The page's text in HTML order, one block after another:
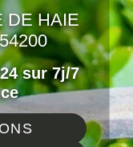
DE HAIE
sur 7j/7